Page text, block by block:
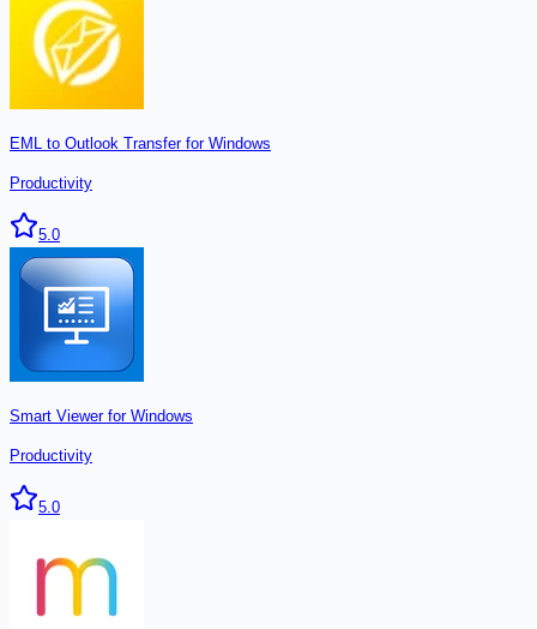
EML to Outlook Transfer for Windows
Productivity
5.0
Smart Viewer for Windows
Productivity
5.0